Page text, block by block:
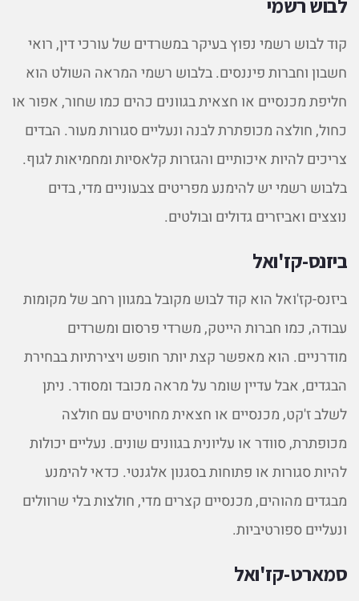
לבוש רשמי
קוד לבוש רשמי נפוץ בעיקר במשרדים של עורכי דין, רואי
חשבון וחברות פיננסים. בלבוש רשמי המראה השולט הוא
חליפת מכנסיים או חצאית בגוונים כהים כמו שחור, אפור או
כחול, חולצה מכופתרת לבנה ונעליים סגורות מעור. הבדים
צריכים להיות איכותיים והגזרות קלאסיות ומחמיאות לגוף.
בלבוש רשמי יש להימנע מפריטים צבעוניים מדי, בדים
נוצצים ואביזרים גדולים ובולטים.
ביזנס-קז'ואל
ביזנס-קז'ואל הוא קוד לבוש מקובל במגוון רחב של מקומות
עבודה, כמו חברות הייטק, משרדי פרסום ומשרדים
מודרניים. הוא מאפשר קצת יותר חופש ויצירתיות בבחירת
הבגדים, אבל עדיין שומר על מראה מכובד ומסודר. ניתן
לשלב ז'קט, מכנסיים או חצאית מחויטים עם חולצה
מכופתרת, סוודר או עליונית בגוונים שונים. נעליים יכולות
להיות סגורות או פתוחות בסגנון אלגנטי. כדאי להימנע
מבגדים מהוהים, מכנסיים קצרים מדי, חולצות בלי שרוולים
ונעליים ספורטיביות.
סמארט-קז'ואל